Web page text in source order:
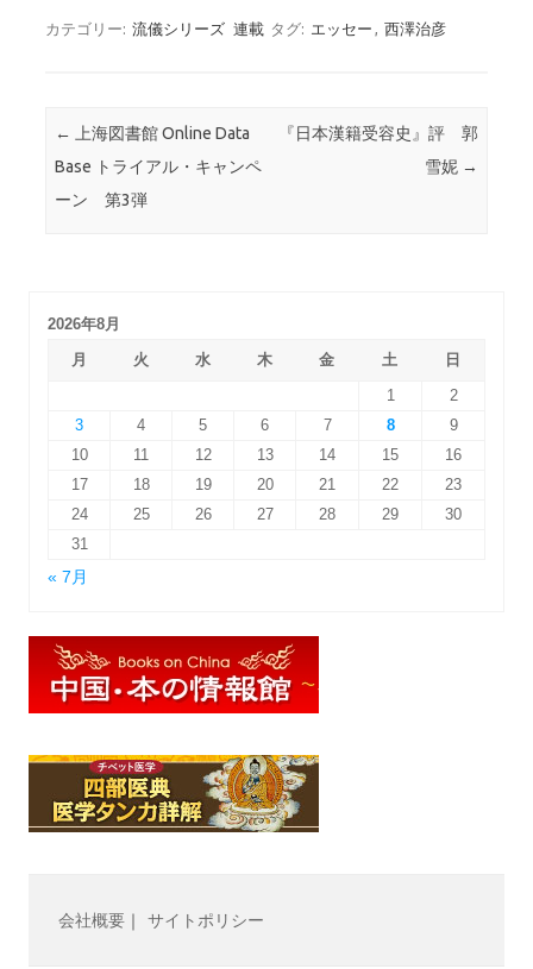
カテゴリー: 流儀シリーズ 連載 タグ: エッセー 西澤治彦
投稿ナビゲーション
←
上海図書館 Online Data
Base トライアル・キャンペ
ーン 第3弾
『日本漢籍受容史』評 郭
雪妮 →
2026年8月
月
火 水 木 金 土
日
1
2
3
4 5 6 7 8
9
10
11 12 13 14 15
16
17
18 19 20 21 22
23
24
25 26 27 28 29
30
31
« 7月
会社概要 ｜ サイトポリシー